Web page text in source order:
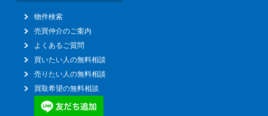
物件検索
売買仲介のご案内
よくあるご質問
買いたい人の無料相談
売りたい人の無料相談
買取希望の無料相談